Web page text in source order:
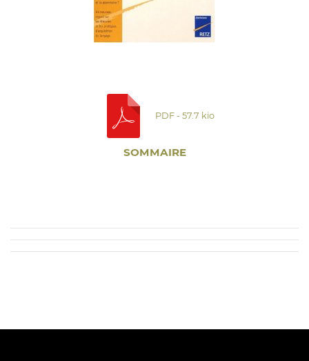
PDF - 57.7 kio
SOMMAIRE